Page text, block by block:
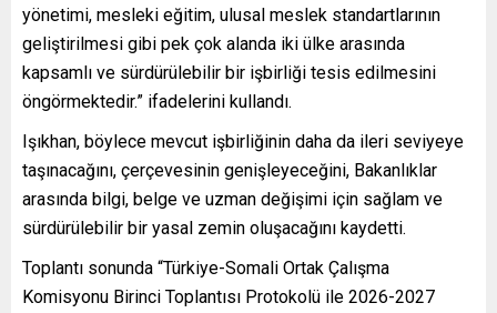
yönetimi, mesleki eğitim, ulusal meslek standartlarının
geliştirilmesi gibi pek çok alanda iki ülke arasında
kapsamlı ve sürdürülebilir bir işbirliği tesis edilmesini
öngörmektedir.” ifadelerini kullandı.
Işıkhan, böylece mevcut işbirliğinin daha da ileri seviyeye
taşınacağını, çerçevesinin genişleyeceğini, Bakanlıklar
arasında bilgi, belge ve uzman değişimi için sağlam ve
sürdürülebilir bir yasal zemin oluşacağını kaydetti.
Toplantı sonunda “Türkiye-Somali Ortak Çalışma
Komisyonu Birinci Toplantısı Protokolü ile 2026-2027